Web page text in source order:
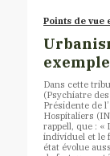
Points de vue
Dans cette
(Psychiatre
Présidente de
Hospitaliers
rappell, que : «
individuel et le
état évolue